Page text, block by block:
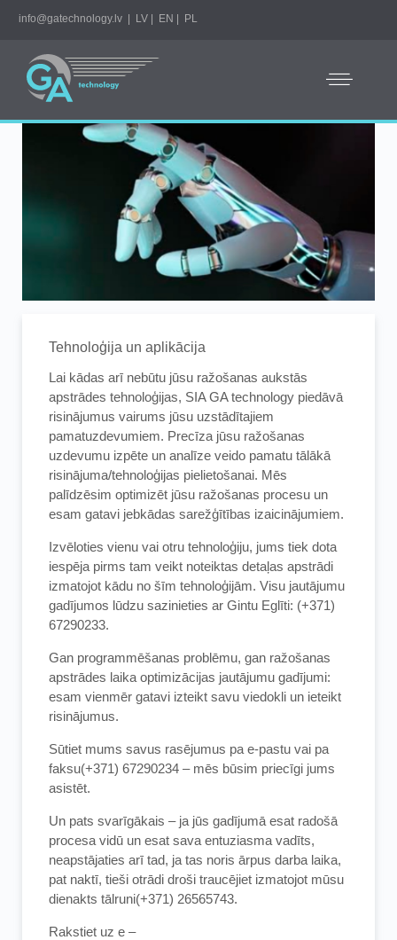
info@gatechnology.lv LV EN PL
Tehnoloģija un aplikācija
Lai kādas arī nebūtu jūsu ražošanas aukstās
apstrādes tehnoloģijas, SIA GA technology piedāvā
risinājumus vairums jūsu uzstādītajiem
pamatuzdevumiem. Precīza jūsu ražošanas
uzdevumu izpēte un analīze veido pamatu tālākā
risinājuma/tehnoloģijas pielietošanai. Mēs
palīdzēsim optimizēt jūsu ražošanas procesu un
esam gatavi jebkādas sarežģītības izaicinājumiem.
Izvēloties vienu vai otru tehnoloģiju, jums tiek dota
iespēja pirms tam veikt noteiktas detaļas apstrādi
izmatojot kādu no šīm tehnoloģijām. Visu jautājumu
gadījumos lūdzu sazinieties ar Gintu Eglīti: (+371)
67290233.
Gan programmēšanas problēmu, gan ražošanas
apstrādes laika optimizācijas jautājumu gadījumi:
esam vienmēr gatavi izteikt savu viedokli un ieteikt
risinājumus.
Sūtiet mums savus rasējumus pa e-pastu vai pa
faksu(+371) 67290234 – mēs būsim priecīgi jums
asistēt.
Un pats svarīgākais – ja jūs gadījumā esat radošā
procesa vidū un esat sava entuziasma vadīts,
neapstājaties arī tad, ja tas noris ārpus darba laika,
pat naktī, tieši otrādi droši traucējiet izmatojot mūsu
dienakts tālruni(+371) 26565743.
Rakstiet uz e –